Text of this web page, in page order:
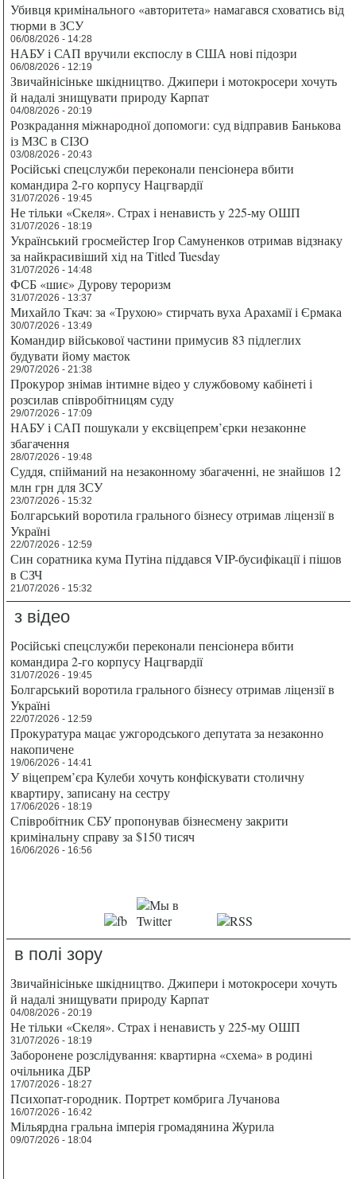
Убивця кримінального «авторитета» намагався сховатись від
тюрми в ЗСУ
06/08/2026 - 14:28
НАБУ і САП вручили експослу в США нові підозри
06/08/2026 - 12:19
Звичайнісіньке шкідництво. Джипери і мотокросери хочуть
й надалі знищувати природу Карпат
04/08/2026 - 20:19
Розкрадання міжнародної допомоги: суд відправив Банькова
із МЗС в СІЗО
03/08/2026 - 20:43
Російські спецслужби переконали пенсіонера вбити
командира 2-го корпусу Нацгвардії
31/07/2026 - 19:45
Не тільки «Скеля». Страх і ненависть у 225-му ОШП
31/07/2026 - 18:19
Український гросмейстер Ігор Самуненков отримав відзнаку
за найкрасивіший хід на Titled Tuesday
31/07/2026 - 14:48
ФСБ «шиє» Дурову тероризм
31/07/2026 - 13:37
Михайло Ткач: за «Трухою» стирчать вуха Арахамії і Єрмака
30/07/2026 - 13:49
Командир військової частини примусив 83 підлеглих
будувати йому маєток
29/07/2026 - 21:38
Прокурор знімав інтимне відео у службовому кабінеті і
розсилав співробітницям суду
29/07/2026 - 17:09
НАБУ і САП пошукали у ексвіцепрем’єрки незаконне
збагачення
28/07/2026 - 19:48
Суддя, спійманий на незаконному збагаченні, не знайшов 12
млн грн для ЗСУ
23/07/2026 - 15:32
Болгарський воротила грального бізнесу отримав ліцензії в
Україні
22/07/2026 - 12:59
Син соратника кума Путіна піддався VIP-бусифікації і пішов
в СЗЧ
21/07/2026 - 15:32
з відео
Російські спецслужби переконали пенсіонера вбити
командира 2-го корпусу Нацгвардії
31/07/2026 - 19:45
Болгарський воротила грального бізнесу отримав ліцензії в
Україні
22/07/2026 - 12:59
Прокуратура мацає ужгородського депутата за незаконно
накопичене
19/06/2026 - 14:41
У віцепрем’єра Кулеби хочуть конфіскувати столичну
квартиру, записану на сестру
17/06/2026 - 18:19
Співробітник СБУ пропонував бізнесмену закрити
кримінальну справу за $150 тисяч
16/06/2026 - 16:56
в полі зору
Звичайнісіньке шкідництво. Джипери і мотокросери хочуть
й надалі знищувати природу Карпат
04/08/2026 - 20:19
Не тільки «Скеля». Страх і ненависть у 225-му ОШП
31/07/2026 - 18:19
Заборонене розслідування: квартирна «схема» в родині
очільника ДБР
17/07/2026 - 18:27
Психопат-городник. Портрет комбрига Лучанова
16/07/2026 - 16:42
Мільярдна гральна імперія громадянина Журила
09/07/2026 - 18:04